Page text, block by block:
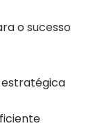
o sucesso